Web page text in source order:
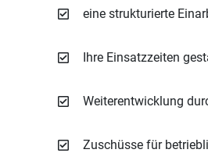
eine strukturierte
Ihre Einsatzzeiten
Weiterentwicklung
Zuschüsse für